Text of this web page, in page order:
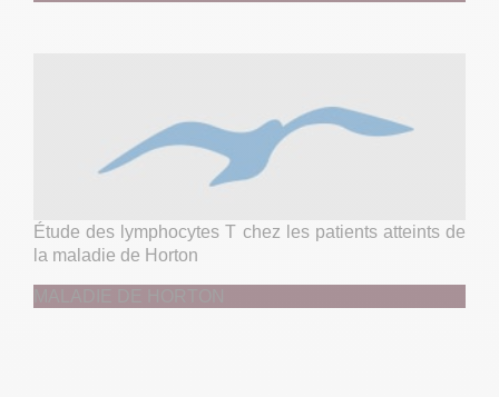
Étude des lymphocytes T chez les patients atteints de
la maladie de Horton